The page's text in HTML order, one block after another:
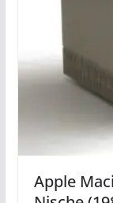
Apple